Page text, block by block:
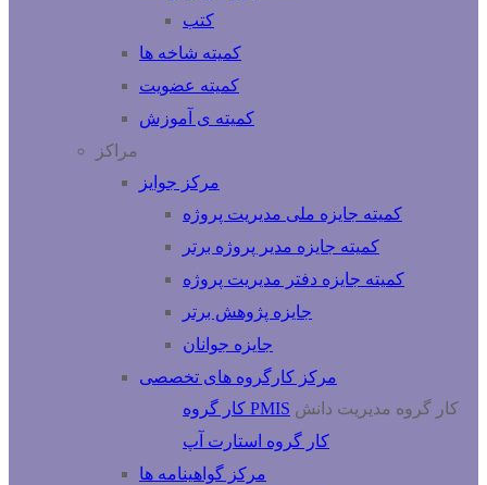
کتب
کمیته شاخه ها
کمیته عضویت
کمیته ی آموزش
مراکز
مرکز جوایز
کمیته جایزه ملی مدیریت پروژه
کمیته جایزه مدیر پروژه برتر
کمیته جایزه دفتر مدیریت پروژه
جایزه پژوهش برتر
جایزه جوانان
مرکز کارگروه های تخصصی
کار گروه PMIS کار گروه مدیریت دانش
کار گروه استارت آپ
مرکز گواهینامه ها